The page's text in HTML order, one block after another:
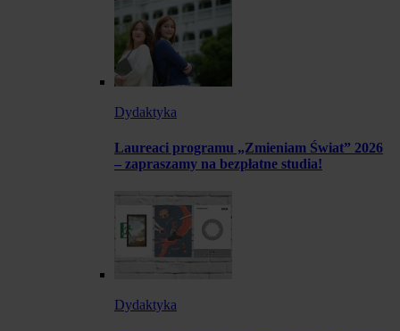
Dydaktyka
Laureaci programu „Zmieniam Świat” 2026
– zapraszamy na bezpłatne studia!
Dydaktyka